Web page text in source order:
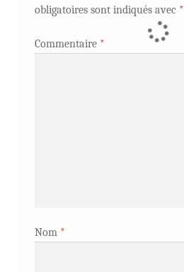
obligatoires sont indiqués avec *
Commentaire *
Nom *